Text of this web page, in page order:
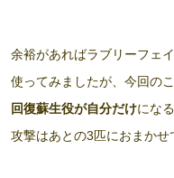
余裕があればラブリーフェ
使ってみましたが、今回の
回復蘇生役が自分だけにな
攻撃はあとの3匹におまかせ